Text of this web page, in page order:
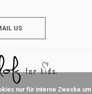
US
nur für interne Zwecke